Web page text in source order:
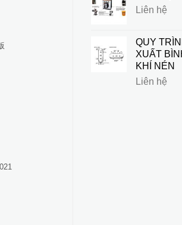
Liên hệ
QUY
XUẤT
KHÍ NÉN
Liên hệ